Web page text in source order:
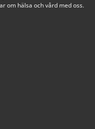
om hälsa och vård med oss.